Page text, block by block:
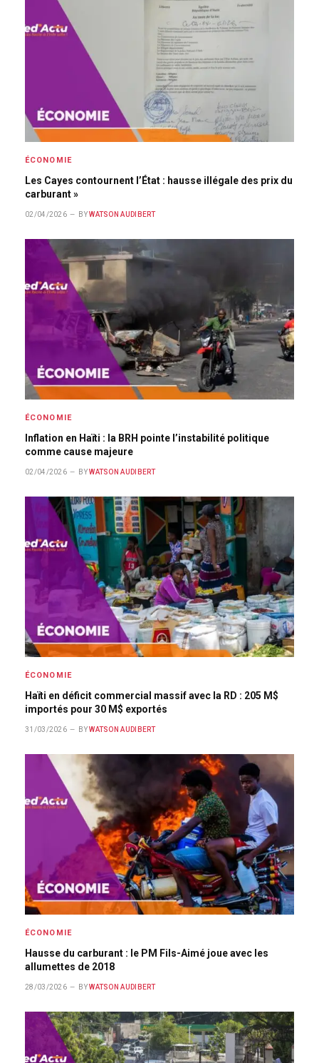
ÉCONOMIE
Les Cayes contournent l’État : hausse illégale des prix du
carburant »
02/04/2026 BY WATSON AUDIBERT
ÉCONOMIE
Inflation en Haïti : la BRH pointe l’instabilité politique
comme cause majeure
02/04/2026 BY WATSON AUDIBERT
ÉCONOMIE
Haïti en déficit commercial massif avec la RD : 205 M$
importés pour 30 M$ exportés
31/03/2026 BY WATSON AUDIBERT
ÉCONOMIE
Hausse du carburant : le PM Fils-Aimé joue avec les
allumettes de 2018
28/03/2026 BY WATSON AUDIBERT